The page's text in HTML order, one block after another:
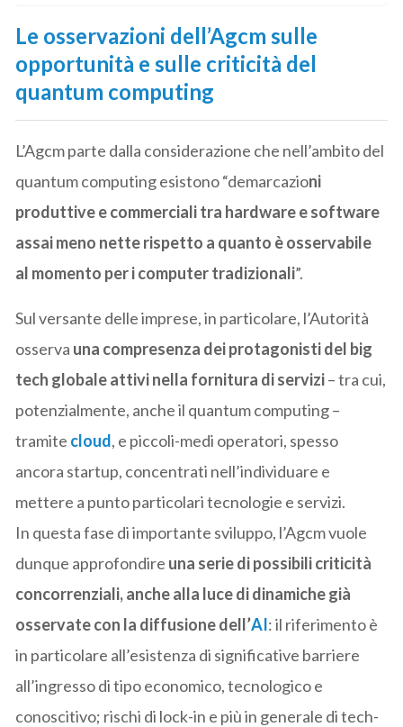
Le osservazioni dell’Agcm sulle
opportunità e sulle criticità del
quantum computing
L’Agcm parte dalla considerazione che nell’ambito del
quantum computing esistono “demarcazioni
produttive e commerciali tra hardware e software
assai meno nette rispetto a quanto è osservabile
al momento per i computer tradizionali”.
Sul versante delle imprese, in particolare, l’Autorità
osserva una compresenza dei protagonisti del big
tech globale attivi nella fornitura di servizi– tra cui,
potenzialmente, anche il quantum computing –
tramite cloud, e piccoli-medi operatori, spesso
ancora startup, concentrati nell’individuare e
mettere a punto particolari tecnologie e servizi.
In questa fase di importante sviluppo, l’Agcm vuole
dunque approfondire una serie di possibili criticità
concorrenziali, anche alla luce di dinamiche già
osservate con la diffusione dell’AI: il riferimento è
in particolare all’esistenza di significative barriere
all’ingresso di tipo economico, tecnologico e
conoscitivo; rischi di lock-in e più in generale di tech-